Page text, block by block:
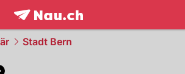
frontpage.NAU.ch
Stadt Bern